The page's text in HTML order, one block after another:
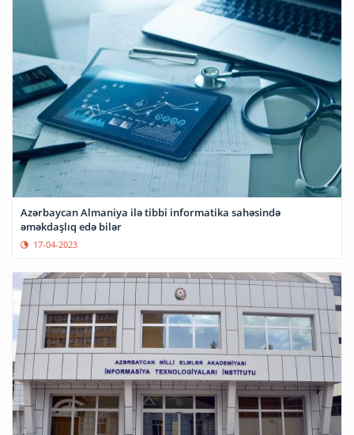
Azərbaycan Almaniya ilə tibbi informatika sahəsində
əməkdaşlıq edə bilər
17-04-2023